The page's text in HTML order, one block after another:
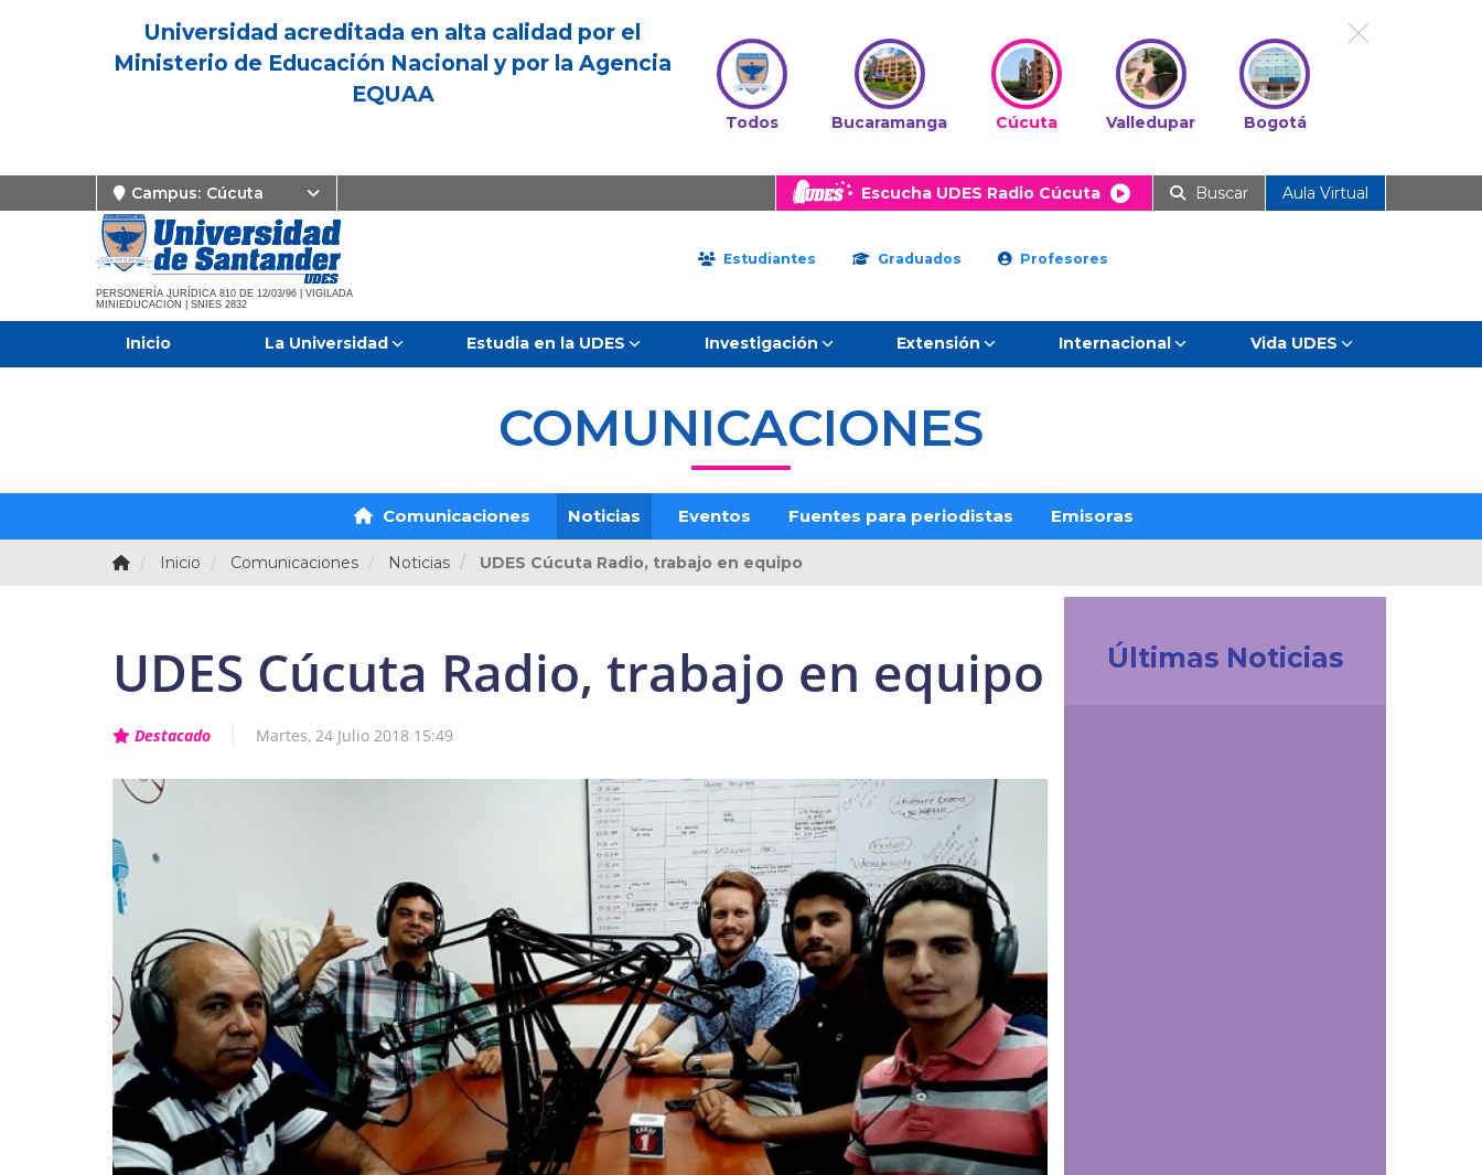
Universidad acreditada en alta calidad por el
Ministerio de Educación Nacional y por la Agencia
EQUAA
Todos Bucaramanga Cúcuta Valledupar Bogotá
Campus: Cúcuta Escucha UDES Radio Cúcuta Buscar Aula Virtual
PERSONERÍA JURÍDICA 810 DE 12/03/96 | VIGILADA
MINIEDUCACIÓN | SNIES 2832
Estudiantes Graduados Profesores
Inicio La Universidad Estudia en la UDES Investigación Extensión Internacional Vida UDES
COMUNICACIONES
Comunicaciones Noticias Eventos Fuentes para periodistas Emisoras
Inicio Comunicaciones Noticias UDES Cúcuta Radio, trabajo en equipo
UDES Cúcuta Radio, trabajo en equipo
Destacado Martes, 24 Julio 2018 15:49
Últimas Noticias